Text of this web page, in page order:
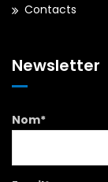
Contacts
Newsletter
Nom*